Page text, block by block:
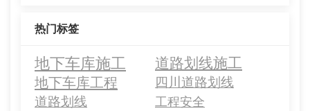
热门标签
地下车库施工
道路划线施工
地下车库工程
四川道路划线
道路划线 工程安全